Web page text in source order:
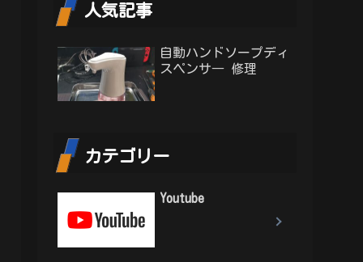
人気記事
自動ハンドソープディ
スペンサ― 修理
カテゴリー
Youtube